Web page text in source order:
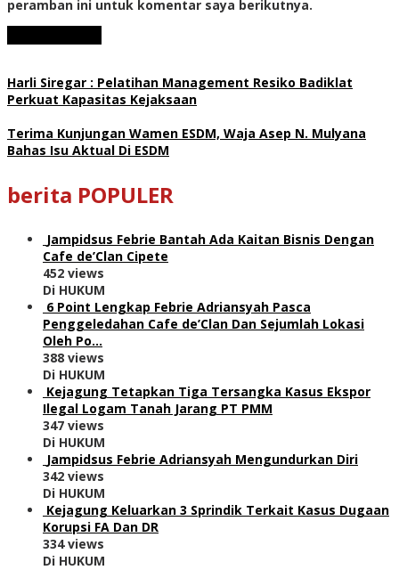
peramban ini untuk komentar saya berikutnya.
Harli Siregar : Pelatihan Management Resiko Badiklat
Perkuat Kapasitas Kejaksaan
Terima Kunjungan Wamen ESDM, Waja Asep N. Mulyana
Bahas Isu Aktual Di ESDM
berita POPULER
Jampidsus Febrie Bantah Ada Kaitan Bisnis Dengan
Cafe de’Clan Cipete
452 views
Di HUKUM
6 Point Lengkap Febrie Adriansyah Pasca
Penggeledahan Cafe de’Clan Dan Sejumlah Lokasi
Oleh Po…
388 views
Di HUKUM
Kejagung Tetapkan Tiga Tersangka Kasus Ekspor
Ilegal Logam Tanah Jarang PT PMM
347 views
Di HUKUM
Jampidsus Febrie Adriansyah Mengundurkan Diri
342 views
Di HUKUM
Kejagung Keluarkan 3 Sprindik Terkait Kasus Dugaan
Korupsi FA Dan DR
334 views
Di HUKUM